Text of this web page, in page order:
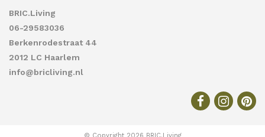
BRIC.Living
06-29583036
Berkenrodestraat 44
2012 LC Haarlem
info@bricliving.nl